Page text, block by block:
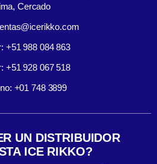
Cercado
+51 988 084 863
+51 928 067 518
+01 748 3899
UN DISTRIBUIDOR
ICE RIKKO?